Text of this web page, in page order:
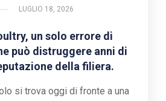
LUGLIO 18, 2026
un solo errore di
può distruggere anni di
della filiera.
si trova oggi di fronte a una